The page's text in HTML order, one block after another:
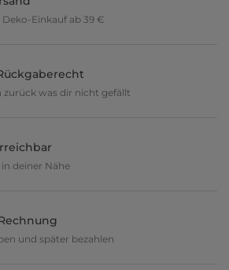
Einkauf ab 39 €
zurück was dir nicht gefällt
etwas zurückzusenden.
deiner Nähe
und später bezahlen